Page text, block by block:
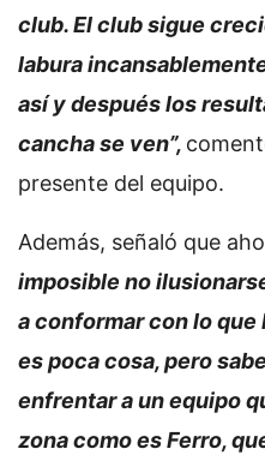
club. El club sigue
labura
así y después los
cancha se ven”,
presente del equipo.
Además, señaló que
imposible no
a conformar con lo que
es poca cosa, pero
enfrentar a un equipo
zona como es Ferro,